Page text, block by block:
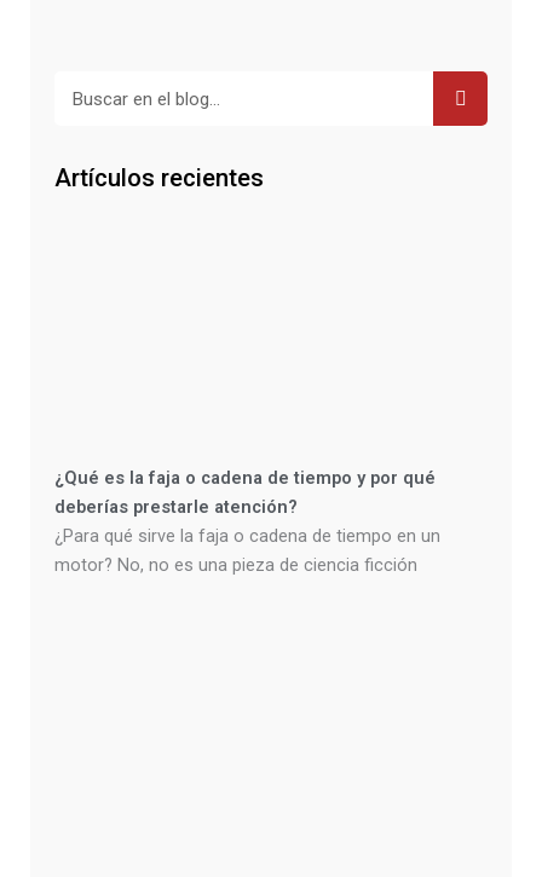
Artículos recientes
¿Qué es la faja o cadena de tiempo y por qué
deberías prestarle atención?
¿Para qué sirve la faja o cadena de tiempo en un
motor? No, no es una pieza de ciencia ficción